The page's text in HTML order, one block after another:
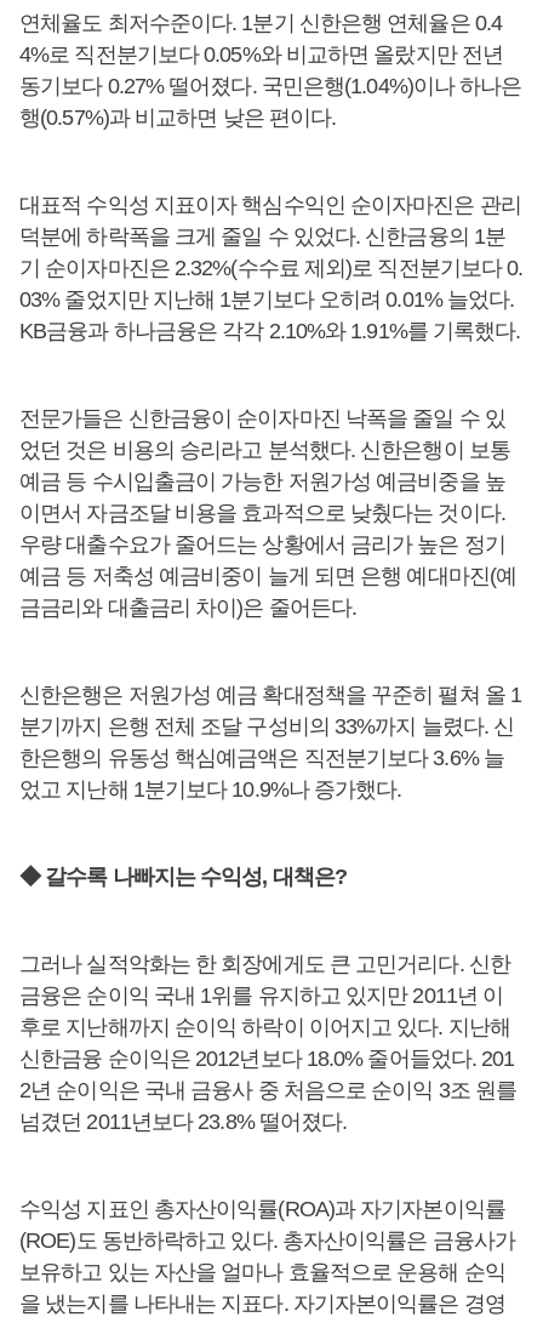
연체율도 최저수준이다. 1분기 신한은행 연체율은 0.4
4%로 직전분기보다 0.05%와 비교하면 올랐지만 전년
동기보다 0.27% 떨어졌다. 국민은행(1.04%)이나 하나은
행(0.57%)과 비교하면 낮은 편이다.
대표적 수익성 지표이자 핵심수익인 순이자마진은 관리
덕분에 하락폭을 크게 줄일 수 있었다. 신한금융의 1분
기 순이자마진은 2.32%(수수료 제외)로 직전분기보다 0.
03% 줄었지만 지난해 1분기보다 오히려 0.01% 늘었다.
KB금융과 하나금융은 각각 2.10%와 1.91%를 기록했다.
전문가들은 신한금융이 순이자마진 낙폭을 줄일 수 있
었던 것은 비용의 승리라고 분석했다. 신한은행이 보통
예금 등 수시입출금이 가능한 저원가성 예금비중을 높
이면서 자금조달 비용을 효과적으로 낮췄다는 것이다.
우량 대출수요가 줄어드는 상황에서 금리가 높은 정기
예금 등 저축성 예금비중이 늘게 되면 은행 예대마진(예
금금리와 대출금리 차이)은 줄어든다.
신한은행은 저원가성 예금 확대정책을 꾸준히 펼쳐 올 1
분기까지 은행 전체 조달 구성비의 33%까지 늘렸다. 신
한은행의 유동성 핵심예금액은 직전분기보다 3.6% 늘
었고 지난해 1분기보다 10.9%나 증가했다.
◆ 갈수록 나빠지는 수익성, 대책은?
그러나 실적악화는 한 회장에게도 큰 고민거리다. 신한
금융은 순이익 국내 1위를 유지하고 있지만 2011년 이
후로 지난해까지 순이익 하락이 이어지고 있다. 지난해
신한금융 순이익은 2012년보다 18.0% 줄어들었다. 201
2년 순이익은 국내 금융사 중 처음으로 순이익 3조 원를
넘겼던 2011년보다 23.8% 떨어졌다.
수익성 지표인 총자산이익률(ROA)과 자기자본이익률
(ROE)도 동반하락하고 있다. 총자산이익률은 금융사가
보유하고 있는 자산을 얼마나 효율적으로 운용해 순익
을 냈는지를 나타내는 지표다. 자기자본이익률은 경영